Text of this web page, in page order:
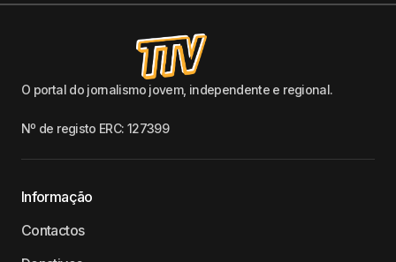
O portal do jornalismo jovem, independente e regional.
Nº de registo ERC: 127399
Informação
Contactos